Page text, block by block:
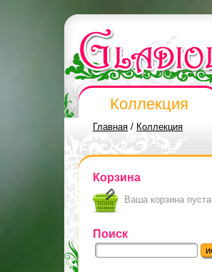
Коллекция
Главная / Коллекция
Корзина
Ваша корзина пуста
Поиск